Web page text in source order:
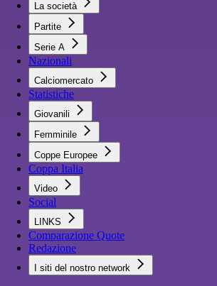
La società
Partite
Serie A
Nazionali
Calciomercato
Statistiche
Giovanili
Femminile
Coppe Europee
Coppa Italia
Video
Social
LINKS
Comparazione Quote
Redazione
I siti del nostro network